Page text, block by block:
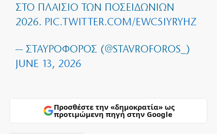
ΣΤΟ ΠΛΑΊΣΙΟ ΤΩΝ ΠΟΣΕΙΔΩΝΊΩΝ
2026. PIC.TWITTER.COM/EWC5IYRYHZ
— ΣΤΑΥΡΟΦΌΡΟΣ (@STAVROFOROS_)
JUNE 13, 2026
Προσθέστε την «δημοκρατία» ως
προτιμώμενη πηγή στην Google